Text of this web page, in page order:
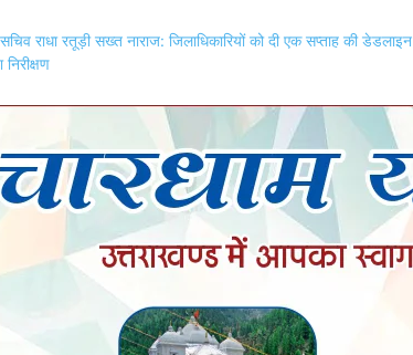
राधा रतूड़ी सख्त नाराज: जिलाधिकारियों को दी एक सप्ताह की डेडलाइन